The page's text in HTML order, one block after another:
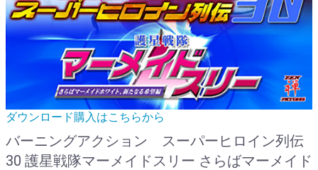
ダウンロード購入はこちらから
バーニングアクション スーパーヒロイン列伝
30 護星戦隊マーメイドスリー さらばマーメイド